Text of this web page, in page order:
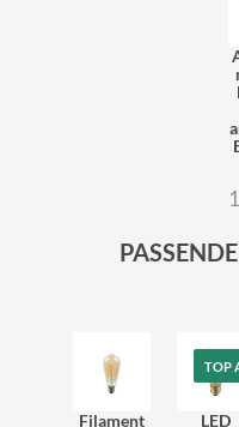
Filament
TOP
LED